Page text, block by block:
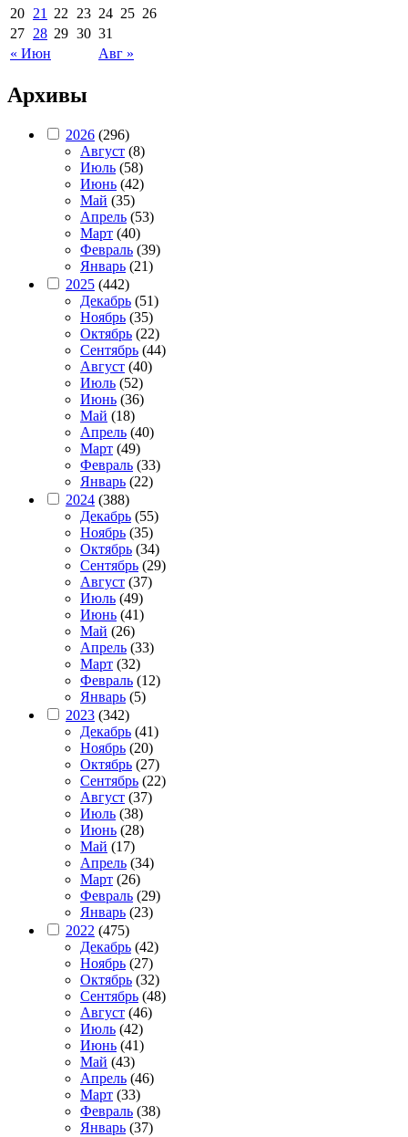
« Июн Авг »
20 21 22 23 24 25 26
27 28 29 30 31
Архивы
2026 (296)
Август (8)
Июль (58)
Июнь (42)
Май (35)
Апрель (53)
Март (40)
Февраль (39)
Январь (21)
2025 (442)
Декабрь (51)
Ноябрь (35)
Октябрь (22)
Сентябрь (44)
Август (40)
Июль (52)
Июнь (36)
Май (18)
Апрель (40)
Март (49)
Февраль (33)
Январь (22)
2024 (388)
Декабрь (55)
Ноябрь (35)
Октябрь (34)
Сентябрь (29)
Август (37)
Июль (49)
Июнь (41)
Май (26)
Апрель (33)
Март (32)
Февраль (12)
Январь (5)
2023 (342)
Декабрь (41)
Ноябрь (20)
Октябрь (27)
Сентябрь (22)
Август (37)
Июль (38)
Июнь (28)
Май (17)
Апрель (34)
Март (26)
Февраль (29)
Январь (23)
2022 (475)
Декабрь (42)
Ноябрь (27)
Октябрь (32)
Сентябрь (48)
Август (46)
Июль (42)
Июнь (41)
Май (43)
Апрель (46)
Март (33)
Февраль (38)
Январь (37)